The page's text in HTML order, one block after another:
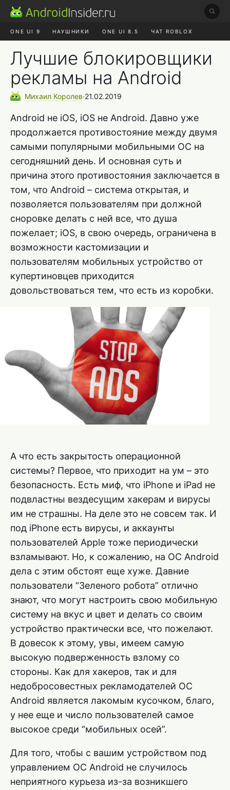
ONE UI 9 НАУШНИКИ ONE UI 8.5 ЧАТ ROBLOX
ЯНДЕКС ПЛЮС
Лучшие блокировщики
рекламы на Android
Михаил Королев∙21.02.2019
Android не iOS, iOS не Android. Давно уже
продолжается противостояние между двумя
самыми популярными мобильными ОС на
сегодняшний день. И основная суть и
причина этого противостояния заключается в
том, что Android – система открытая, и
позволяется пользователям при должной
сноровке делать с ней все, что душа
пожелает; iOS, в свою очередь, ограничена в
возможности кастомизации и
пользователям мобильных устройство от
купертиновцев приходится
довольствоваться тем, что есть из коробки.
А что есть закрытость операционной
системы? Первое, что приходит на ум – это
безопасность. Есть миф, что iPhone и iPad не
подвластны вездесущим хакерам и вирусы
им не страшны. На деле это не совсем так. И
под iPhone есть вирусы, и аккаунты
пользователей Apple тоже периодически
взламывают. Но, к сожалению, на ОС Android
дела с этим обстоят еще хуже. Давние
пользователи “Зеленого робота” отлично
знают, что могут настроить свою мобильную
систему на вкус и цвет и делать со своим
устройство практически все, что пожелают.
В довесок к этому, увы, имеем самую
высокую подверженность взлому со
стороны. Как для хакеров, так и для
недобросовестных рекламодателей ОС
Android является лакомым кусочком, благо,
у нее еще и число пользователей самое
высокое среди “мобильных осей”.
Для того, чтобы с вашим устройством под
управлением ОС Android не случилось
неприятного курьеза из-за возникшего